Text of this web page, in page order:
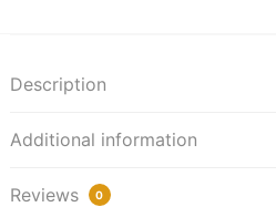
Description
Additional information
Reviews 0